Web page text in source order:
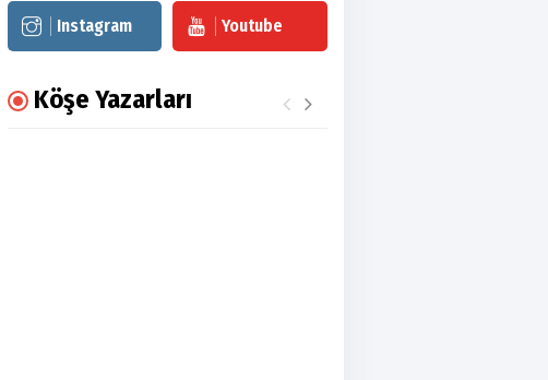
Instagram Youtube
Köşe Yazarları